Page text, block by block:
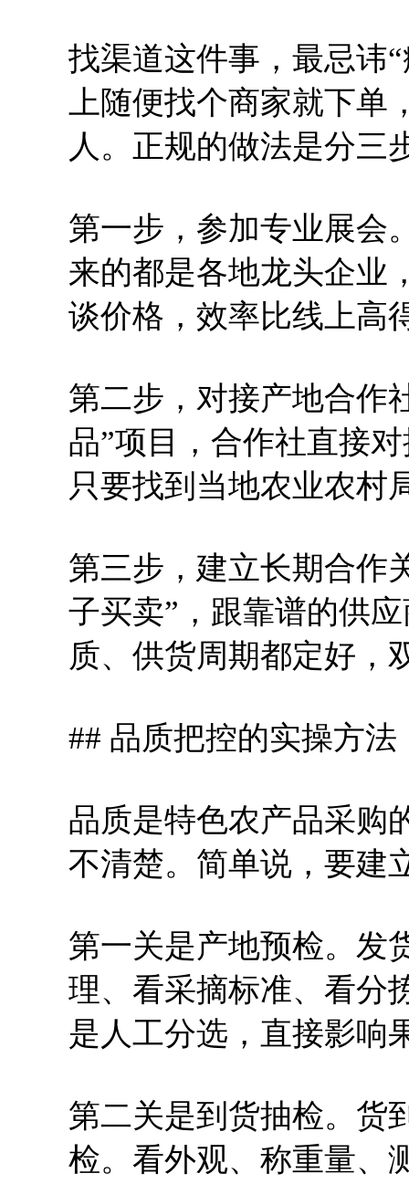
找渠道这件事，最忌讳
上随便找个商家就下单
人。正规的做法是分三
第一步，参加专业展会
来的都是各地龙头企业
谈价格，效率比线上高
第二步，对接产地合作
品”项目，合作社直接
只要找到当地农业农村
第三步，建立长期合作
子买卖”，跟靠谱的供
质、供货周期都定好，
## 品质把控的实操方法
品质是特色农产品采购
不清楚。简单说，要建
第一关是产地预检。发
理、看采摘标准、看分
是人工分选，直接影响
第二关是到货抽检。货
检。看外观、称重量、